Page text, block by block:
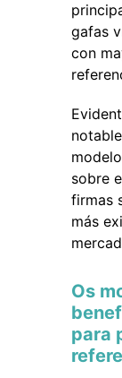
gafas
con
sobre
firmas
más
Os
para